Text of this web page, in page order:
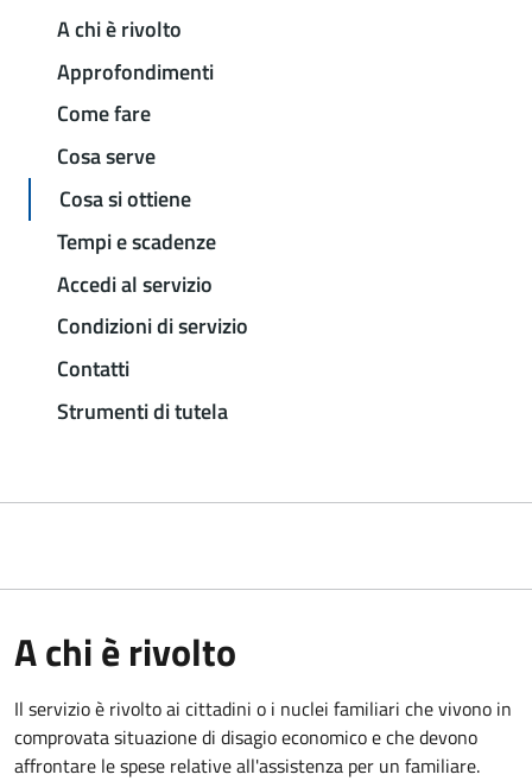
A chi è rivolto
Approfondimenti
Come fare
Cosa serve
Cosa si ottiene
Tempi e scadenze
Accedi al servizio
Condizioni di servizio
Contatti
Strumenti di tutela
A chi è rivolto
Il servizio è rivolto ai cittadini o i nuclei familiari che vivono in
comprovata situazione di disagio economico e che devono
affrontare le spese relative all'assistenza per un familiare.